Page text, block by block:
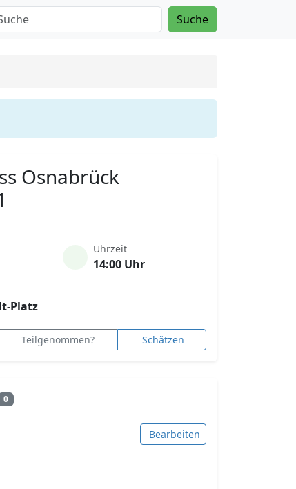
Suche
Osnabrück
Uhrzeit
14:00 Uhr
Platz
Teilgenommen? Schätzen
0
Bearbeiten